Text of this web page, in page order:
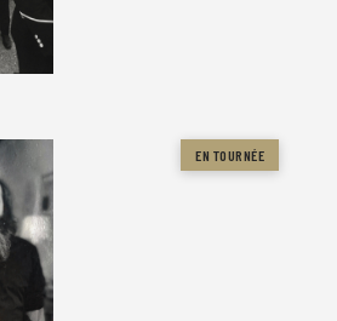
EN TOURNÉE